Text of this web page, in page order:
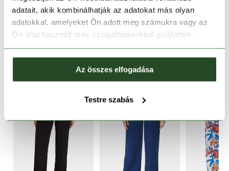
adatait, akik kombinálhatják az adatokat más olyan
adatokkal, amelyeket Ön adott meg számukra vagy az
Ön által használt más szolgáltatásokból gyűjtöttek.
Az összes elfogadása
Testre szabás
TERMÉK RÉSZLETEK
HASONLÓ TERMÉKEK